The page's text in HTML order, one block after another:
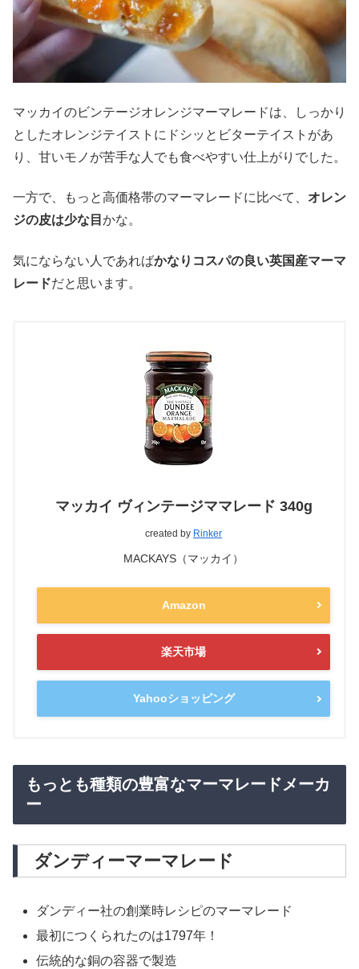
マッカイのビンテージオレンジマーマレードは、しっかり
としたオレンジテイストにドシッとビターテイストがあ
り、甘いモノが苦手な人でも食べやすい仕上がりでした。
一方で、もっと高価格帯のマーマレードに比べて、 オレン
ジの皮は少な目 かな。
気にならない人であればかなりコスパの良い英国産マーマ
レードだと思います。
マッカイ ヴィンテージママレード 340g
created by Rinker
MACKAYS（マッカイ）
Amazon
楽天市場
Yahooショッピング
もっとも種類の豊富なマーマレードメーカ
ー
ダンディーマーマレード
ダンディー社の創業時レシピのマーマレード
最初につくられたのは1797年！
伝統的な銅の容器で製造